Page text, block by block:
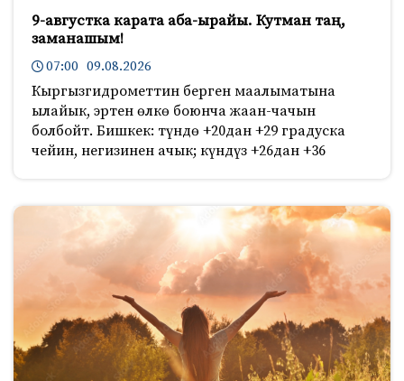
9-августка карата аба-ырайы. Кутман таң,
заманашым!
07:00 09.08.2026
Кыргызгидрометтин берген маалыматына
ылайык, эртен өлкө боюнча жаан-чачын
болбойт. Бишкек: түндө +20дан +29 градуска
чейин, негизинен ачык; күндүз +26дан +36